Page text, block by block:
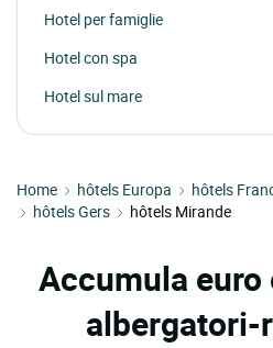
Hotel per famiglie
Hotel con spa
Hotel sul mare
Home hôtels Europa hôtels
hôtels Gers
hôtels Mirande
Accumula